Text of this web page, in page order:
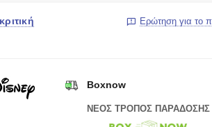
Ερώτηση για το
Boxnow
ΝΕΟΣ ΤΡΟΠΟΣ ΠΑΡΑΔΟΣΗΣ